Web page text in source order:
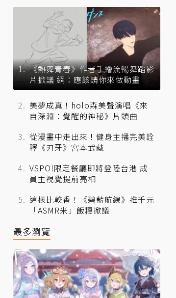
《熱舞青春》作者手繪流暢舞蹈影
片掀議 網：應該請你來做動畫
美夢成真！holo森美聲演唱《來
自深淵：覺醒的神秘》片頭曲
從漫畫中走出來！健身主播完美詮
釋《刃牙》宮本武藏
VSPO!限定餐廳即將登陸台港 成
員主視覺提前亮相
這樣比較香！《碧藍航線》推千元
「ASMR米」飯糰掀議
最多瀏覽